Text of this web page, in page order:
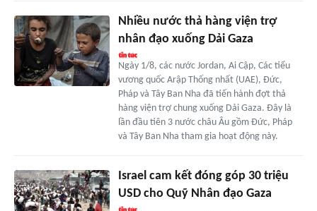
Nhiều nước thả hàng viện trợ
nhân đạo xuống Dải Gaza
Ngày 1/8, các nước Jordan, Ai Cập, Các tiểu
vương quốc Arập Thống nhất (UAE), Đức,
Pháp và Tây Ban Nha đã tiến hành đợt thả
hàng viện trợ chung xuống Dải Gaza. Đây là
lần đầu tiên 3 nước châu Âu gồm Đức, Pháp
và Tây Ban Nha tham gia hoạt động này.
Israel cam kết đóng góp 30 triệu
USD cho Quỹ Nhân đạo Gaza